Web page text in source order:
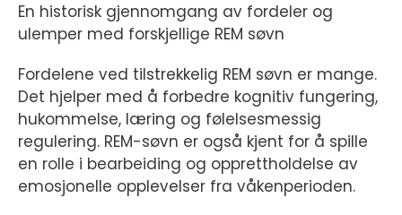
En historisk gjennomgang av fordeler og
ulemper med forskjellige REM søvn
Fordelene ved tilstrekkelig REM søvn er mange.
Det hjelper med å forbedre kognitiv fungering,
hukommelse, læring og følelsesmessig
regulering. REM-søvn er også kjent for å spille
en rolle i bearbeiding og opprettholdelse av
emosjonelle opplevelser fra våkenperioden.